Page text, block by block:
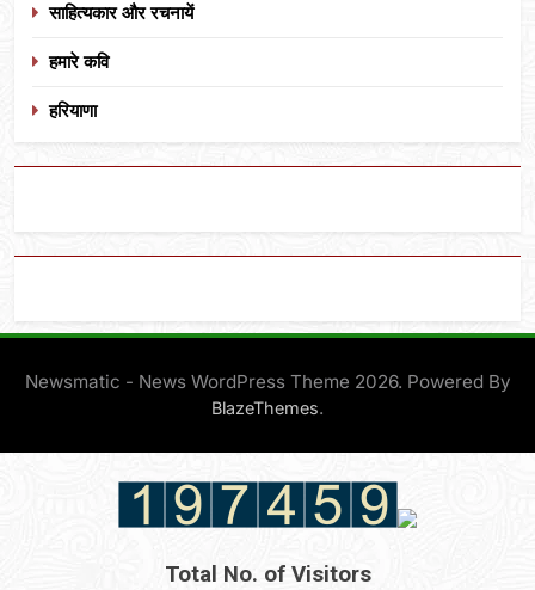
साहित्यकार और रचनायें
हमारे कवि
हरियाणा
Newsmatic - News WordPress Theme 2026. Powered By
BlazeThemes.
Total No. of Visitors